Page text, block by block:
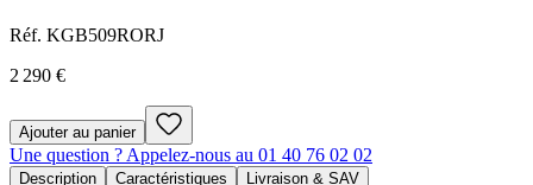
Réf. KGB509RORJ
2 290 €
Ajouter au panier
Une question ? Appelez-nous au 01 40 76 02 02
Description Caractéristiques Livraison & SAV